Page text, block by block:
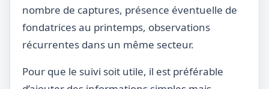
nombre de captures, présence éventuelle de
fondatrices au printemps, observations
récurrentes dans un même secteur.
Pour que le suivi soit utile, il est préférable